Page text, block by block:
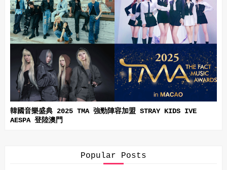
韓國音樂盛典 2025 TMA 強勁陣容加盟 STRAY KIDS IVE
AESPA 登陸澳門
Popular Posts